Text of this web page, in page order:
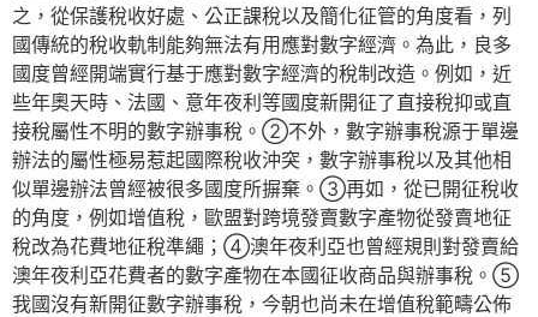
之，從保護稅收好處、公正課稅以及簡化征管的角度看，列
國傳統的稅收軌制能夠無法有用應對數字經濟。為此，良多
國度曾經開端實行基于應對數字經濟的稅制改造。例如，近
些年奧天時、法國、意年夜利等國度新開征了直接稅抑或直
接稅屬性不明的數字辦事稅。②不外，數字辦事稅源于單邊
辦法的屬性極易惹起國際稅收沖突，數字辦事稅以及其他相
似單邊辦法曾經被很多國度所摒棄。③再如，從已開征稅收
的角度，例如增值稅，歐盟對跨境發賣數字產物從發賣地征
稅改為花費地征稅準繩；④澳年夜利亞也曾經規則對發賣給
澳年夜利亞花費者的數字產物在本國征收商品與辦事稅。⑤
我國沒有新開征數字辦事稅，今朝也尚未在增值稅範疇公佈